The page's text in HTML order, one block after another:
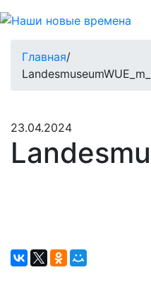
Главная/
23.04.2024